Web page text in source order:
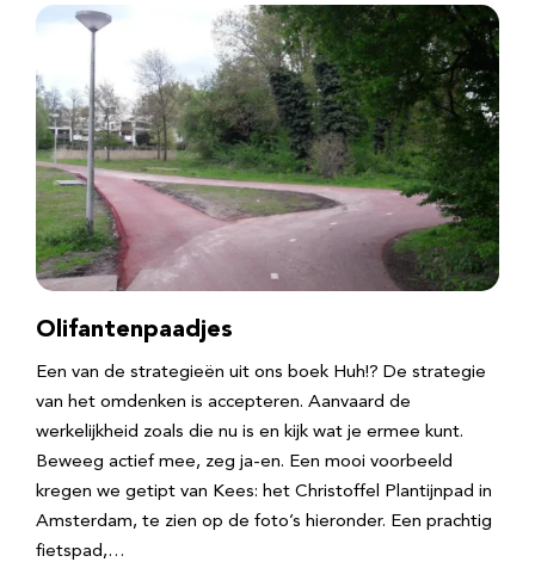
Olifantenpaadjes
Een van de strategieën uit ons boek Huh!? De strategie
van het omdenken is accepteren. Aanvaard de
werkelijkheid zoals die nu is en kijk wat je ermee kunt.
Beweeg actief mee, zeg ja-en. Een mooi voorbeeld
kregen we getipt van Kees: het Christoffel Plantijnpad in
Amsterdam, te zien op de foto’s hieronder. Een prachtig
fietspad,…